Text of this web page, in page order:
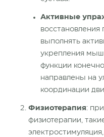
Активные
восстановления
выполнять
укрепления
функции
направлены на
координации
Физиотерапия:
физиотерапии,